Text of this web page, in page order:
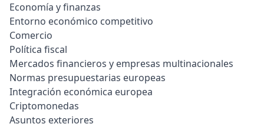
Economía y finanzas
Entorno económico competitivo
Comercio
Política fiscal
Mercados financieros y empresas multinacionales
Normas presupuestarias europeas
Integración económica europea
Criptomonedas
Asuntos exteriores